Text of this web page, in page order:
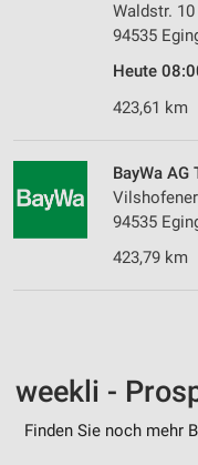
Waldstr. 10
94535
Heute
423,61 km
BayWa
94535
423,79 km
weekli -
Finden Sie noch mehr